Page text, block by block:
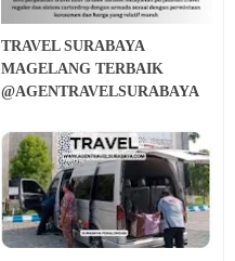
TRAVEL SURABAYA
MAGELANG TERBAIK
@AGENTRAVELSURABAYA